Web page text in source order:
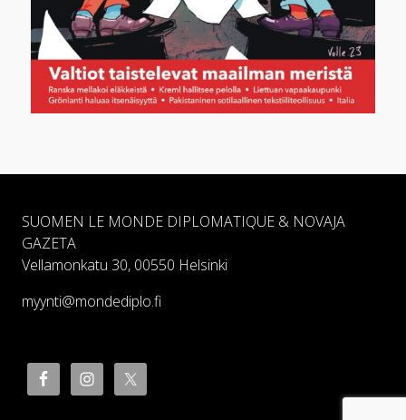
SUOMEN LE MONDE DIPLOMATIQUE & NOVAJA
GAZETA
Vellamonkatu 30, 00550 Helsinki
myynti@mondediplo.fi